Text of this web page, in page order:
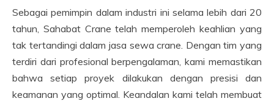
Sebagai pemimpin dalam industri ini selama lebih dari 20
tahun, Sahabat Crane telah memperoleh keahlian yang
tak tertandingi dalam jasa sewa crane. Dengan tim yang
terdiri dari profesional berpengalaman, kami memastikan
bahwa setiap proyek dilakukan dengan presisi dan
keamanan yang optimal. Keandalan kami telah membuat